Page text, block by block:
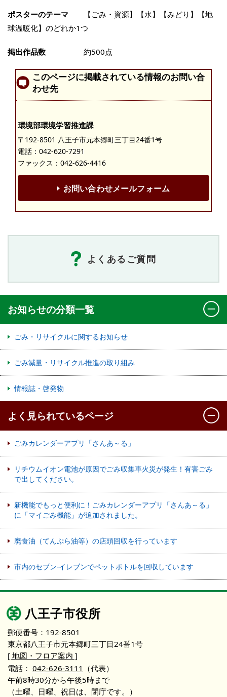
ポスターのテーマ 【ごみ・資源】【水】【みどり】【地
球温暖化】のどれか1つ
掲出作品数 約500点
このページに掲載されている情報のお問い合
わせ先
環境部環境学習推進課
〒192-8501 八王子市元本郷町三丁目24番1号
電話： 042-620-7291
ファックス：042-626-4416
お問い合わせメールフォーム
よくあるご質問
お知らせの分類一覧
ごみ・リサイクルに関するお知らせ
ごみ減量・リサイクル推進の取り組み
情報誌・啓発物
よく見られているページ
ごみカレンダーアプリ「さんあ～る」
リチウムイオン電池が原因でごみ収集車火災が発生！有害ごみ
で出してください。
新機能でもっと便利に！ごみカレンダーアプリ「さんあ～る」
に「マイごみ機能」が追加されました。
廃食油（てんぷら油等）の店頭回収を行っています
市内のセブン-イレブンでペットボトルを回収しています
八王子市役所
郵便番号：192-8501
東京都八王子市元本郷町三丁目24番1号
[ 地図・フロア案内 ]
電話： 042-626-3111 （代表）
午前8時30分から午後5時まで
（土曜、日曜、祝日は、閉庁です。）